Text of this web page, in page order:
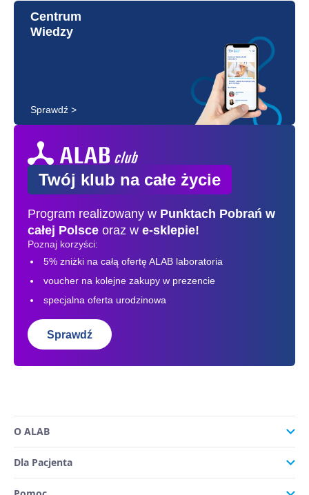
Centrum
Wiedzy
Sprawdź >
Twój klub na całe życie
Program realizowany w Punktach Pobrań w
całej Polsce oraz w e-sklepie!
Poznaj korzyści:
5% zniżki na całą ofertę ALAB laboratoria
voucher na kolejne zakupy w prezencie
specjalna oferta urodzinowa
Sprawdź
O ALAB
Dla Pacjenta